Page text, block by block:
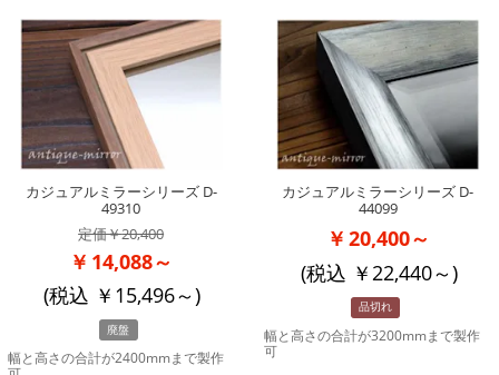
カジュアルミラーシリーズ D-
49310
20,400
14,088～
(税込
15,496～)
廃盤
幅と高さの合計が2400mmまで製作
カジュアルミラーシリーズ D-
44099
20,400～
(税込
22,440～)
品切れ
幅と高さの合計が3200mmまで製作
可